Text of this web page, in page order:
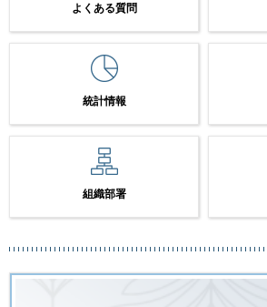
よくある質問
統計情報
組織部署